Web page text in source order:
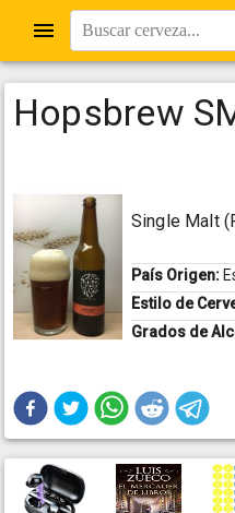
Buscar cerveza...
Hopsbrew
Single Malt
País Origen:
Estilo de
Grados de